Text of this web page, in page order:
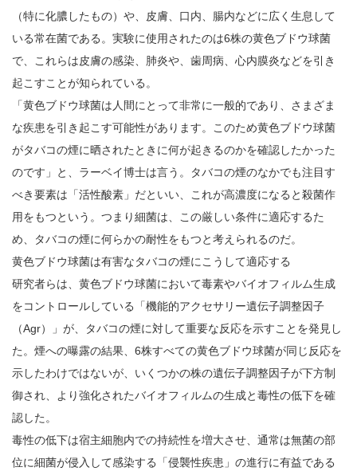
（特に化膿したもの）や、皮膚、口内、腸内などに広く生息して
いる常在菌である。実験に使用されたのは6株の黄色ブドウ球菌
で、これらは皮膚の感染、肺炎や、歯周病、心内膜炎などを引き
起こすことが知られている。
「黄色ブドウ球菌は人間にとって非常に一般的であり、さまざま
な疾患を引き起こす可能性があります。このため黄色ブドウ球菌
がタバコの煙に晒されたときに何が起きるのかを確認したかった
のです」と、ラーベイ博士は言う。タバコの煙のなかでも注目す
べき要素は「活性酸素」だといい、これが高濃度になると殺菌作
用をもつという。つまり細菌は、この厳しい条件に適応するた
め、タバコの煙に何らかの耐性をもつと考えられるのだ。
黄色ブドウ球菌は有害なタバコの煙にこうして適応する
研究者らは、黄色ブドウ球菌において毒素やバイオフィルム生成
をコントロールしている「機能的アクセサリー遺伝子調整因子
（Agr）」が、タバコの煙に対して重要な反応を示すことを発見し
た。煙への曝露の結果、6株すべての黄色ブドウ球菌が同じ反応を
示したわけではないが、いくつかの株の遺伝子調整因子が下方制
御され、より強化されたバイオフィルムの生成と毒性の低下を確
認した。
毒性の低下は宿主細胞内での持続性を増大させ、通常は無菌の部
位に細菌が侵入して感染する「侵襲性疾患」の進行に有益である